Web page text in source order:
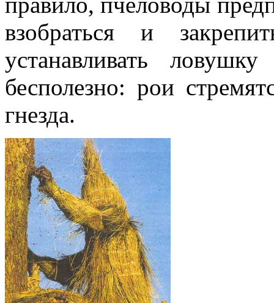
взобраться и
устанавливать
бесполезно: рои
гнезда.